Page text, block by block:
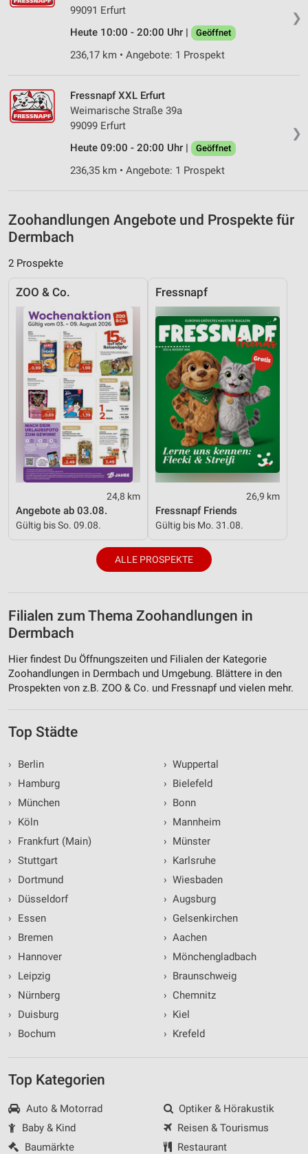
❯
99091 Erfurt
Heute 10:00 - 20:00 Uhr |
Geöffnet
236,17 km • Angebote: 1 Prospekt
❯
Fressnapf XXL Erfurt
Weimarische Straße 39a
99099 Erfurt
Heute 09:00 - 20:00 Uhr |
Geöffnet
236,35 km • Angebote: 1 Prospekt
Zoohandlungen Angebote und Prospekte für
Dermbach
2 Prospekte
ZOO & Co.
24,8 km
Angebote ab 03.08.
Gültig bis So. 09.08.
Fressnapf
26,9 km
Fressnapf Friends
Gültig bis Mo. 31.08.
ALLE PROSPEKTE
Filialen zum Thema Zoohandlungen in
Dermbach
Hier findest Du Öffnungszeiten und Filialen der Kategorie
Zoohandlungen in Dermbach und Umgebung. Blättere in den
Prospekten von z.B. ZOO & Co. und Fressnapf und vielen mehr.
Top Städte
›
Berlin
›
Hamburg
›
München
›
Köln
›
Frankfurt (Main)
› Stuttgart
›
Dortmund
›
Düsseldorf
›
Essen
›
Bremen
›
Hannover
›
Leipzig
›
Nürnberg
›
Duisburg
›
Bochum
› Wuppertal
› Bielefeld
› Bonn
› Mannheim
› Münster
› Karlsruhe
› Wiesbaden
› Augsburg
› Gelsenkirchen
› Aachen
› Mönchengladbach
› Braunschweig
› Chemnitz
› Kiel
› Krefeld
Top Kategorien
Auto & Motorrad
Baby & Kind
Baumärkte
Optiker & Hörakustik
Reisen & Tourismus
Restaurant
IAB-Besonderheiten:
Verwendung genauer Standortdaten
Geräte anhand von aktiv angeforderten
Nicht-IAB-Verarbeitungszwecke:
Notwendig